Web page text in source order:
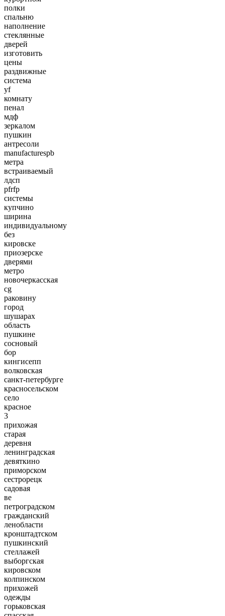
полки
спальню
наполнение
стеклянные
дверей
изготовить
цены
раздвижные
система
yf
комнату
пенал
мдф
зеркалом
пушкин
антресоли
manufacturespb
метра
встраиваемый
лдсп
pfrfp
системы
купчино
ширина
индивидуальному
без
кировске
приозерске
дверями
метро
новочеркасская
cg
раковину
город
шушарах
область
пушкине
сосновый
бор
кингисепп
волковская
санкт-петербурге
красносельском
село
красное
3
прихожая
старая
деревня
ленинградская
девяткино
приморском
сестрорецк
садовая
ве
петроградском
гражданский
ленобласти
кронштадтском
пушкинский
стеллажей
выборгская
кировском
колпинском
прихожей
одежды
горьковская